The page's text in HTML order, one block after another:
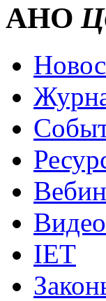
АНО Ц
Видео
IET